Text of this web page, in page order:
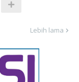
Lebih lama